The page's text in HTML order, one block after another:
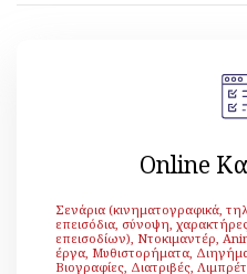
Online
Σενάρια (κινηματογραφικά,
επεισόδια, σύνοψη,
επεισοδίων), Ντοκιμαντέρ,
έργα, Μυθιστορήματα,
Βιογραφίες, Διατριβές,